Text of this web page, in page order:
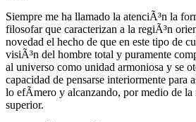
Siempre me ha llamado la atenciÃ³n la
filosofar que caracterizan a la regiÃ³n
novedad el hecho de que en este tipo de
visiÃ³n del hombre total y puramente
al universo como unidad armoniosa y se
capacidad de pensarse interiormente para
lo efÃ­mero y alcanzando, por medio de
superior.